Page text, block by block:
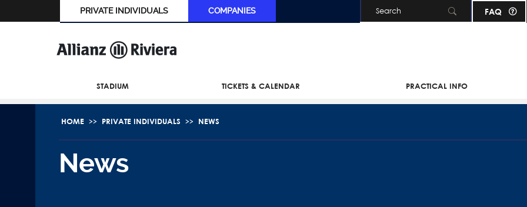
Skip to main content FAQ
PRIVATE INDIVIDUALS COMPANIES
STADIUM TICKETS & CALENDAR PRACTICAL INFO
HOME PRIVATE INDIVIDUALS NEWS
News